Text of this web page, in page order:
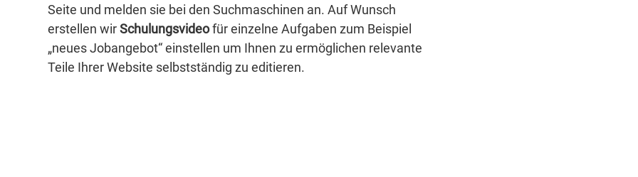
Seite und melden sie bei den Suchmaschinen an. Auf Wunsch
erstellen wirSchulungsvideofür einzelne Aufgaben zum Beispiel
„neues Jobangebot“ einstellen um Ihnen zu ermöglichen relevante
Teile Ihrer Website selbstständig zu editieren.